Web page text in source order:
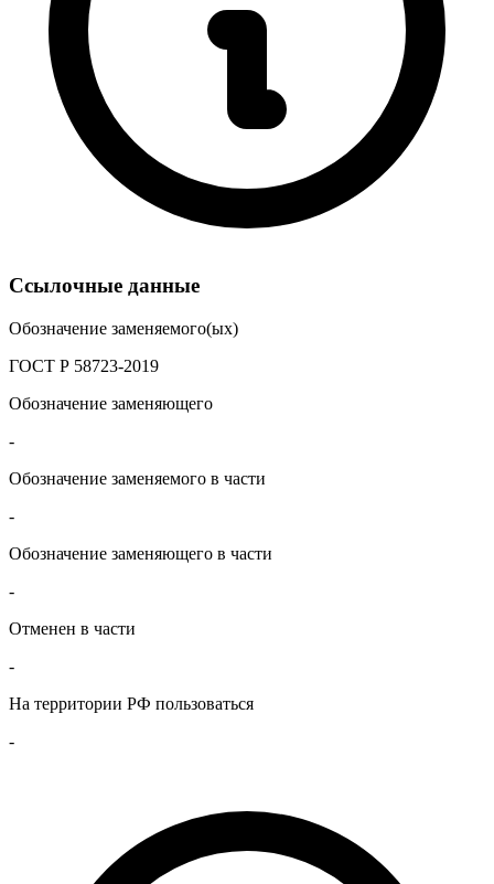
Ссылочные данные
Обозначение заменяемого(ых)
ГОСТ Р 58723-2019
Обозначение заменяющего
-
Обозначение заменяемого в части
-
Обозначение заменяющего в части
-
Отменен в части
-
На территории РФ пользоваться
-